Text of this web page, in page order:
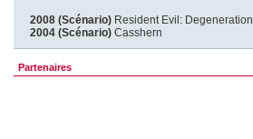
2008 (Scénario) Resident Evil: Degeneration
2004 (Scénario) Casshern
Partenaires